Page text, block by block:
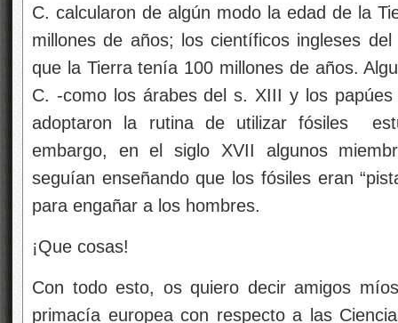
C. calcularon de algún modo la edad de la
millones de años; los científicos ingleses
que la Tierra tenía 100 millones de años.
C. -como los árabes del s. XIII y los
adoptaron la rutina de utilizar fósiles
embargo, en el siglo XVII algunos
seguían enseñando que los fósiles eran
para engañar a los hombres.
¡Que cosas!
Con todo esto, os quiero decir amigos
primacía europea con respecto a las